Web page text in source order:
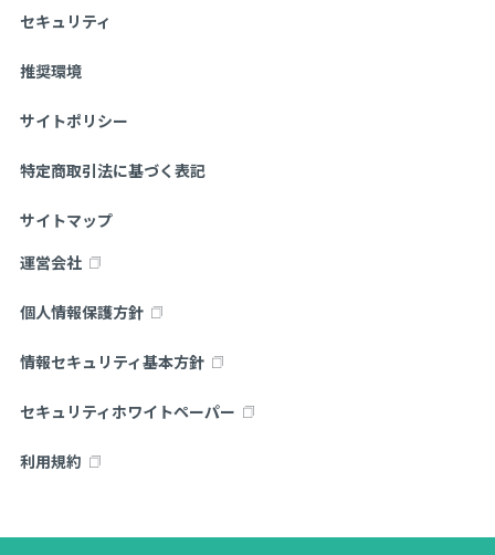
セキュリティ
推奨環境
サイトポリシー
特定商取引法に基づく表記
サイトマップ
運営会社
個人情報保護方針
情報セキュリティ基本方針
セキュリティホワイトペーパー
利用規約